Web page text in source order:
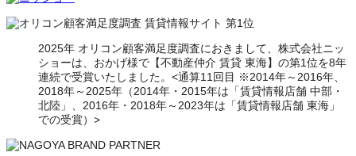
2025年 オリコン顧客満足度調査におきまして、株式会社ニッ
ショーは、おかげ様で【不動産仲介 賃貸 東海】の第1位を8年
連続で受賞いたしました。<通算11回目 ※2014年～2016年、
2018年～2025年（2014年・2015年は「賃貸情報店舗 中部・
北陸」、2016年・2018年～2023年は「賃貸情報店舗 東海」
での受賞）>